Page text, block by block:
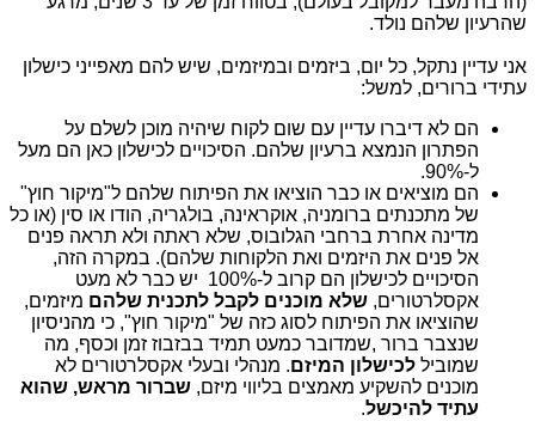
שהרעיון שלהם נולד.
אני עדיין נתקל, כל יום, ביזמים ובמיזמים, שיש להם מאפייני כישלון
עתידי ברורים, למשל:
הם לא דיברו עדיין עם שום לקוח שיהיה מוכן לשלם על
הפתרון הנמצא ברעיון שלהם. הסיכויים לכישלון כאן הם מעל
ל-90%.
הם מוציאים או כבר הוציאו את הפיתוח שלהם ל"מיקור חוץ"
של מתכנתים ברומניה, אוקראינה, בולגריה, הודו או סין (או כל
מדינה אחרת ברחבי הגלובוס, שלא ראתה ולא תראה פנים
אל פנים את היזמים ואת הלקוחות שלהם). במקרה הזה,
הסיכויים לכישלון הם קרוב ל-100% יש כבר לא מעט
אקסלרטורים, שלא מוכנים לקבל לתכנית שלהם מיזמים,
שהוציאו את הפיתוח לסוג כזה של "מיקור חוץ", כי מהניסיון
שנצבר ברור ,שמדובר כמעט תמיד בבזבוז זמן וכסף, מה
שמוביל לכישלון המיזם. מנהלי ובעלי אקסלרטורים לא
מוכנים להשקיע מאמצים בליווי מיזם, שברור מראש, שהוא
עתיד להיכשל.